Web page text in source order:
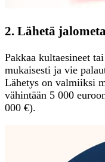
2. Lähetä
Pakkaa kultaesineet
mukaisesti ja vie
Lähetys on valmiiksi
vähintään 5 000
000 €).